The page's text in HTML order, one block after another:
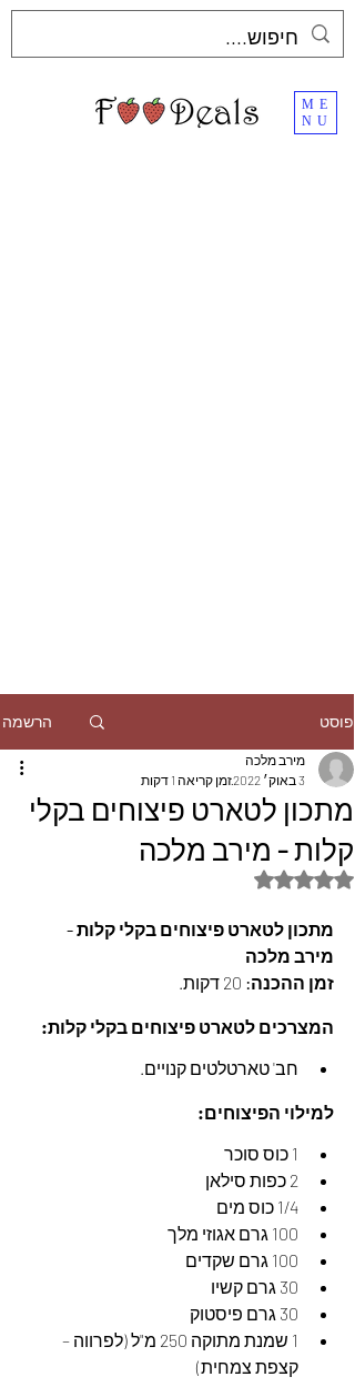
ME
NU
פוסט הרשמה
מתכון לטארט פיצוחים בקלי
קלות - מירב מלכה
מירב מלכה
3 באוק׳ 2022
זמן קריאה 1 דקות
דירוג של NaN מתוך 5 כוכבים
מתכון לטארט פיצוחים בקלי קלות -
מירב מלכה
זמן ההכנה: 20 דקות.
המצרכים לטארט פיצוחים בקלי קלות:
חב' טארטלטים קנויים.
למילוי הפיצוחים:
1 כוס סוכר
2 כפות סילאן
1/4 כוס מים
100 גרם אגוזי מלך
100 גרם שקדים
30 גרם קשיו
30 גרם פיסטוק
1 שמנת מתוקה 250 מ"ל (לפרווה –
קצפת צמחית)